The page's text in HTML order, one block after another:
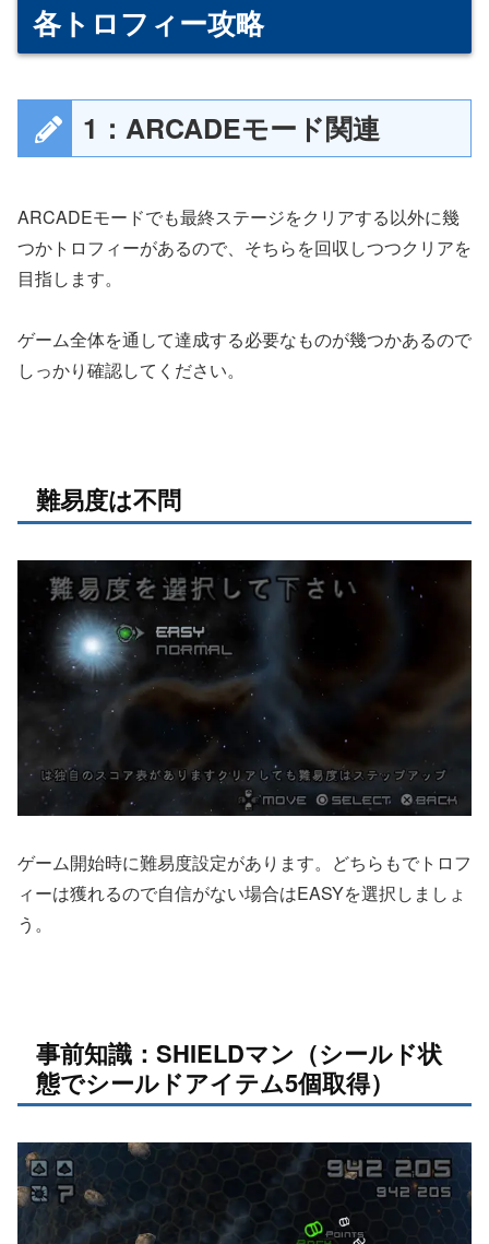
各トロフィー攻略
1：ARCADEモード関連
ARCADEモードでも最終ステージをクリアする以外に幾
つかトロフィーがあるので、そちらを回収しつつクリアを
目指します。
ゲーム全体を通して達成する必要なものが幾つかあるので
しっかり確認してください。
難易度は不問
ゲーム開始時に難易度設定があります。どちらもでトロフ
ィーは獲れるので自信がない場合はEASYを選択しましょ
う。
事前知識：SHIELDマン（シールド状
態でシールドアイテム5個取得）